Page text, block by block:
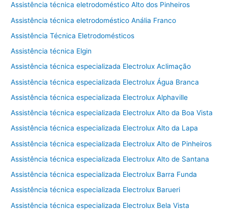
Assistência técnica eletrodoméstico Alto dos Pinheiros
Assistência técnica eletrodoméstico Anália Franco
Assistência Técnica Eletrodomésticos
Assistência técnica Elgin
Assistência técnica especializada Electrolux Aclimação
Assistência técnica especializada Electrolux Água Branca
Assistência técnica especializada Electrolux Alphaville
Assistência técnica especializada Electrolux Alto da Boa Vista
Assistência técnica especializada Electrolux Alto da Lapa
Assistência técnica especializada Electrolux Alto de Pinheiros
Assistência técnica especializada Electrolux Alto de Santana
Assistência técnica especializada Electrolux Barra Funda
Assistência técnica especializada Electrolux Barueri
Assistência técnica especializada Electrolux Bela Vista